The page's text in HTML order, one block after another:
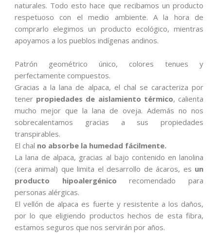
naturales. Todo esto hace que recibamos un producto
respetuoso con el medio ambiente. A la hora de
comprarlo elegimos un producto ecológico, mientras
apoyamos a los pueblos indígenas andinos.
Patrón geométrico único, colores tenues y
perfectamente compuestos.
Gracias a la lana de alpaca, el chal se caracteriza por
tener propiedades de aislamiento térmico, calienta
mucho mejor que la lana de oveja. Además no nos
sobrecalentamos gracias a sus propiedades
transpirables.
El chal no absorbe la humedad fácilmente.
La lana de alpaca, gracias al bajo contenido en lanolina
(cera animal) que limita el desarrollo de ácaros, es un
producto hipoalergénico recomendado para
personas alérgicas.
El vellón de alpaca es fuerte y resistente a los daños,
por lo que eligiendo productos hechos de esta fibra,
estamos seguros que nos servirán por años.